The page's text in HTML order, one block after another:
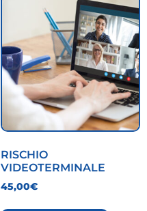
RISCHIO
VIDEOTERMINALE
45,00€